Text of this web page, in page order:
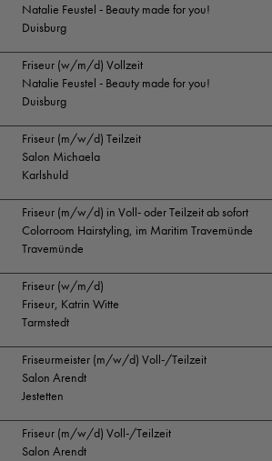
Natalie Feustel - Beauty made for you!
Duisburg
Friseur (w/m/d) Vollzeit
Natalie Feustel - Beauty made for you!
Duisburg
Friseur (m/w/d) Teilzeit
Salon Michaela
Karlshuld
Friseur (m/w/d) in Voll- oder Teilzeit ab sofort
Colorroom Hairstyling, im Maritim Travemünde
Travemünde
Friseur (w/m/d)
Friseur, Katrin Witte
Tarmstedt
Friseurmeister (m/w/d) Voll-/Teilzeit
Salon Arendt
Jestetten
Friseur (m/w/d) Voll-/Teilzeit
Salon Arendt